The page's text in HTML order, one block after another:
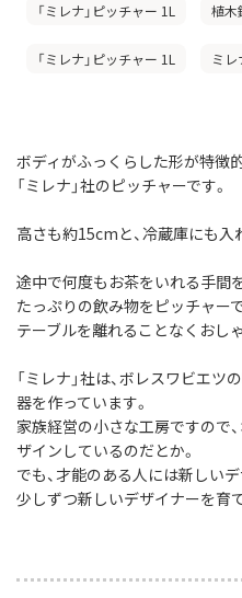
「ミレナ」ピッチャー 1L 植木
「ミレナ」ピッチャー 1L ミレ
ボディがふっくらした形が特徴
「ミレナ」社のピッチャーです。
高さも約15cmと、冷蔵庫にも入
途中で何度もお茶をいれる手間
たっぷりの飲み物をピッチャー
テーブルを離れることなくおし
「ミレナ」社は、ボレスワビエ
器を作っています。
家族経営の小さな工房ですので
ザインしているのだとか。
でも、才能のある人には新しい
少しずつ新しいデザイナーを育